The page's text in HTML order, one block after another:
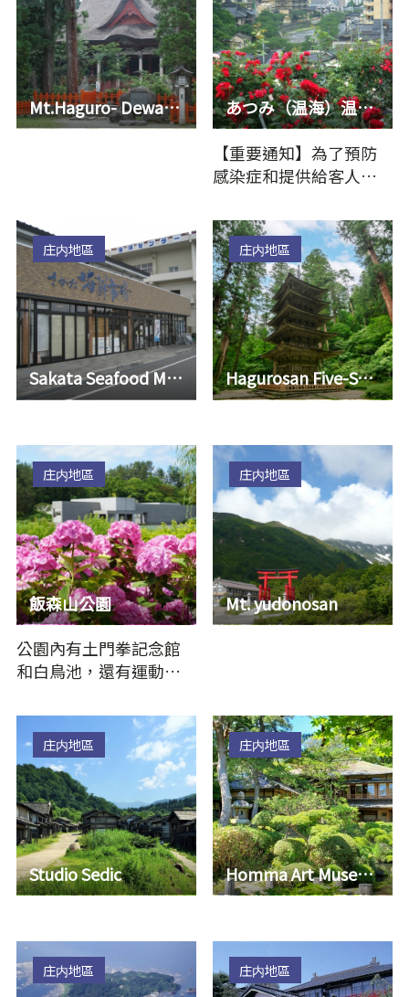
Mt.Haguro- Dewasanzan Sanjin Gosaiden あつみ（温海）温泉 ♨（Atsumi Onsen）
【重要通知】為了預防
感染症和提供給客人安
配合温海温泉的共同浴
場…
Sakata Seafood Market
庄内地區
Hagurosan Five-Story Pagoda
庄内地區
飯森山公園
庄内地區
公園內有土門拳記念館
和白鳥池，還有運動廣
周邊，有約94種15，300
顆繡球…
Mt. yudonosan
庄内地區
Studio Sedic
庄内地區
Homma Art Museum
庄内地區
庄内地區 庄内地區